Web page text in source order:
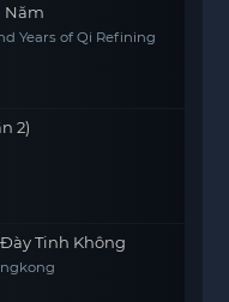
Năm
Years of Qi Refining
2)
Tinh Không